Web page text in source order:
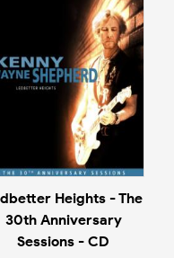
Heights - The
30th Anniversary
Sessions - CD